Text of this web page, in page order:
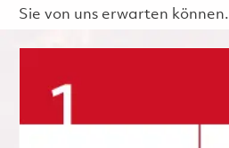
Sie von uns erwarten können.